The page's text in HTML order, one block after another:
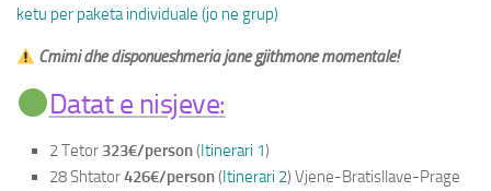
ketu per paketa individuale (jo ne grup)
Cmimi dhe disponueshmeria jane gjithmone momentale!
Datat e nisjeve:
2 Tetor 323€/person(Itinerari 1)
28 Shtator426€/person(Itinerari 2) Vjene-Bratisllave-Prage